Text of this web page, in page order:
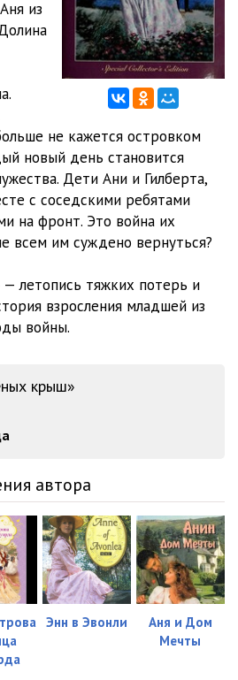
51:33
50:04
51:24
44:29
из
не кажется островком
новый день становится
Дети Ани и Гилберта,
с соседскими ребятами
на фронт. Это война их
всем им суждено вернуться?
— летопись тяжких потерь и
взросления младшей из
войны.
крыш»
автора
Энн в Эвонли
Аня и Дом
Мечты